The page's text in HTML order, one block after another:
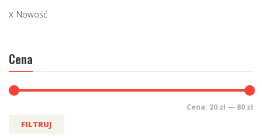
Nowość
Cena
FILTRUJ
Cena: 20 zł — 80 zł